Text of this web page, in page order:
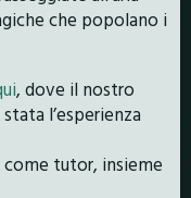
che popolano i
, dove il nostro
l’esperienza
come tutor, insieme